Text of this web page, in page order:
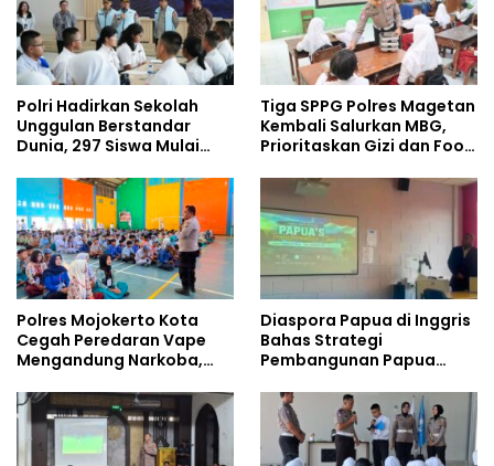
Polri Hadirkan Sekolah
Unggulan Berstandar
Dunia, 297 Siswa Mulai
Tiga SPPG Polres Magetan
Kembali Salurkan MBG,
Prioritaskan Gizi dan Food
Polres Mojokerto Kota
Cegah Peredaran Vape
Mengandung Narkoba,
Kalangan Remaja
Diaspora Papua di Inggris
Bahas Strategi
Pembangunan Papua
Doktoral Internasional